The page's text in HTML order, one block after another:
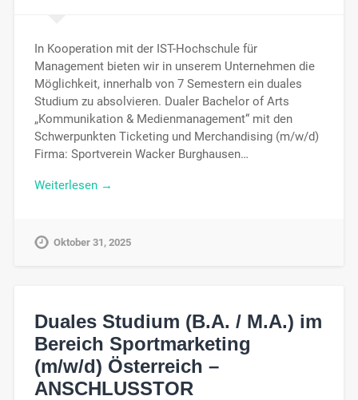
In Kooperation mit der IST-Hochschule für
Management bieten wir in unserem Unternehmen die
Möglichkeit, innerhalb von 7 Semestern ein duales
Studium zu absolvieren. Dualer Bachelor of Arts
„Kommunikation & Medienmanagement“ mit den
Schwerpunkten Ticketing und Merchandising (m/w/d)
Firma: Sportverein Wacker Burghausen…
Weiterlesen →
Oktober 31, 2025
Duales Studium (B.A. / M.A.) im
Bereich Sportmarketing
(m/w/d) Österreich –
ANSCHLUSSTOR